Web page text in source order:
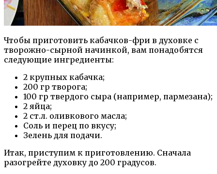
Чтобы приготовить кабачков-фри в духовке с
творожно-сырной начинкой, вам понадобятся
следующие ингредиенты:
2 крупных кабачка;
200 гр творога;
100 гр твердого сыра (например, пармезана);
2 яйца;
2 ст.л. оливкового масла;
Соль и перец по вкусу;
Зелень для подачи.
Итак, приступим к приготовлению. Сначала
разогрейте духовку до 200 градусов.